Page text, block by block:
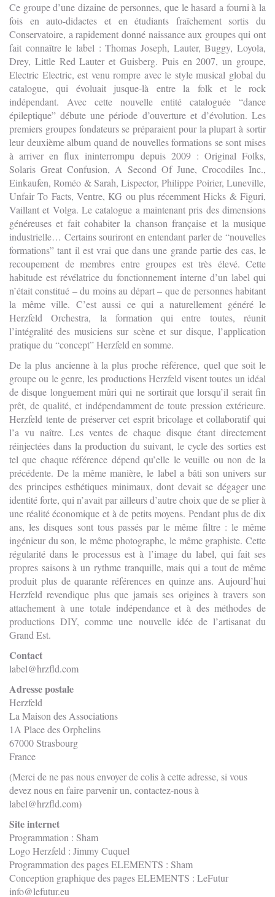
Ce groupe d’une dizaine de personnes, que le hasard a fourni à la
fois en auto-didactes et en étudiants fraîchement sortis du
Conservatoire, a rapidement donné naissance aux groupes qui ont
fait connaître le label : Thomas Joseph, Lauter, Buggy, Loyola,
Drey, Little Red Lauter et Guisberg. Puis en 2007, un groupe,
Electric Electric, est venu rompre avec le style musical global du
catalogue, qui évoluait jusque-là entre la folk et le rock
indépendant. Avec cette nouvelle entité cataloguée “dance
épileptique” débute une période d’ouverture et d’évolution. Les
premiers groupes fondateurs se préparaient pour la plupart à sortir
leur deuxième album quand de nouvelles formations se sont mises
à arriver en flux ininterrompu depuis 2009 : Original Folks,
Solaris Great Confusion, A Second Of June, Crocodiles Inc.,
Einkaufen, Roméo & Sarah, Lispector, Philippe Poirier, Luneville,
Unfair To Facts, Ventre, KG ou plus récemment Hicks & Figuri,
Vaillant et Volga. Le catalogue a maintenant pris des dimensions
généreuses et fait cohabiter la chanson française et la musique
industrielle… Certains souriront en entendant parler de “nouvelles
formations” tant il est vrai que dans une grande partie des cas, le
recoupement de membres entre groupes est très élevé. Cette
habitude est révélatrice du fonctionnement interne d’un label qui
n’était constitué – du moins au départ – que de personnes habitant
la même ville. C’est aussi ce qui a naturellement généré le
Herzfeld Orchestra, la formation qui entre toutes, réunit
l’intégralité des musiciens sur scène et sur disque, l’application
pratique du “concept” Herzfeld en somme.
De la plus ancienne à la plus proche référence, quel que soit le
groupe ou le genre, les productions Herzfeld visent toutes un idéal
de disque longuement mûri qui ne sortirait que lorsqu’il serait fin
prêt, de qualité, et indépendamment de toute pression extérieure.
Herzfeld tente de préserver cet esprit bricolage et collaboratif qui
l’a vu naître. Les ventes de chaque disque étant directement
réinjectées dans la production du suivant, le cycle des sorties est
tel que chaque référence dépend qu’elle le veuille ou non de la
précédente. De la même manière, le label a bâti son univers sur
des principes esthétiques minimaux, dont devait se dégager une
identité forte, qui n’avait par ailleurs d’autre choix que de se plier à
une réalité économique et à de petits moyens. Pendant plus de dix
ans, les disques sont tous passés par le même filtre : le même
ingénieur du son, le même photographe, le même graphiste. Cette
régularité dans le processus est à l’image du label, qui fait ses
propres saisons à un rythme tranquille, mais qui a tout de même
produit plus de quarante références en quinze ans. Aujourd’hui
Herzfeld revendique plus que jamais ses origines à travers son
attachement à une totale indépendance et à des méthodes de
productions DIY, comme une nouvelle idée de l’artisanat du
Grand Est.
Contact
label@hrzfld.com
Adresse postale
Herzfeld
La Maison des Associations
1A Place des Orphelins
67000 Strasbourg
France
(Merci de ne pas nous envoyer de colis à cette adresse, si vous
devez nous en faire parvenir un, contactez-nous à
label@hrzfld.com)
Site internet
Programmation : Sham
Logo Herzfeld : Jimmy Cuquel
Programmation des pages ELEMENTS : Sham
Conception graphique des pages ELEMENTS : LeFutur
info@lefutur.eu